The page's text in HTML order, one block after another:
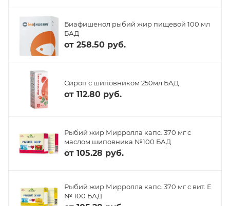
Биафишенол рыбий жир пищевой 100 мл
БАД
от 258.50 руб.
Сироп с шиповником 250мл БАД
от 112.80 руб.
Рыбий жир Мирролла капс. 370 мг с
маслом шиповника №100 БАД
от 105.28 руб.
Рыбий жир Мирролла капс. 370 мг с вит. Е
№ 100 БАД